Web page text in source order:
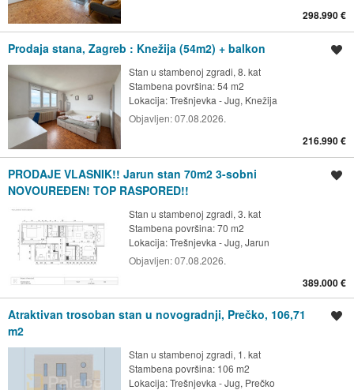
298.990 €
Prodaja stana, Zagreb : Knežija (54m2) + balkon
Stan u stambenoj zgradi, 8. kat
Stambena površina: 54 m2
Lokacija:Trešnjevka - Jug, Knežija
Objavljen:07.08.2026.
216.990 €
PRODAJE VLASNIK!! Jarun stan 70m2 3-sobni
NOVOUREĐEN! TOP RASPORED!!
Stan u stambenoj zgradi, 3. kat
Stambena površina: 70 m2
Lokacija:Trešnjevka - Jug, Jarun
Objavljen:07.08.2026.
389.000 €
Atraktivan trosoban stan u novogradnji, Prečko, 106,71
m2
Stan u stambenoj zgradi, 1. kat
Stambena površina: 106 m2
Lokacija:Trešnjevka - Jug, Prečko